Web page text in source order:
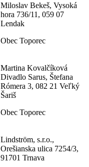
Miloslav Bekeš, Vysoká
hora 736/11, 059 07
Lendak
Obec Toporec
Martina Kovalčíková
Divadlo Sarus, Štefana
Rómera 3, 082 21 Veľký
Šariš
Obec Toporec
Lindström, s.r.o.,
Orešianska ulica 7254/3,
91701 Trnava